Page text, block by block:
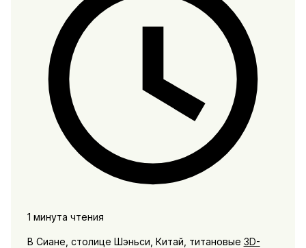
1 минута чтения
В Сиане, столице Шэньси, Китай, титановые 3D-